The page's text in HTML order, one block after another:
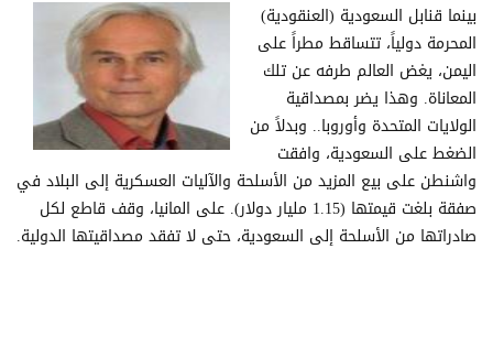
بينما قنابل السعودية (العنقودية)
المحرمة دولياً، تتساقط مطراً على
اليمن، يغض العالم طرفه عن تلك
المعاناة. وهذا يضر بمصداقية
الولايات المتحدة وأوروبا.. وبدلاً من
الضغط على السعودية، وافقت
واشنطن على بيع المزيد من الأسلحة والآليات العسكرية إلى البلاد في
صفقة بلغت قيمتها (1.15 مليار دولار). على المانيا، وقف قاطع لكل
صادراتها من الأسلحة إلى السعودية، حتى لا تفقد مصداقيتها الدولية.